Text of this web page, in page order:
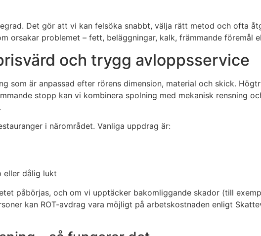
Det gör att vi kan felsöka snabbt, välja rätt metod och ofta
orsakar problemet – fett, beläggningar, kalk, främmande föremål
och trygg avloppsservice
som är anpassad efter rörens dimension, material och skick.
stopp kan vi kombinera spolning med mekanisk rensning
i närområdet. Vanliga uppdrag är:
eller dålig lukt
påbörjas, och om vi upptäcker bakomliggande skador (till
kan ROT-avdrag vara möjligt på arbetskostnaden enligt